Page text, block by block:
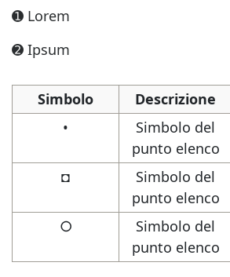
➊ Lorem
➋ Ipsum
Simbolo Descrizione
•
Simbolo del
punto elenco
◘
Simbolo del
punto elenco
○
Simbolo del
punto elenco